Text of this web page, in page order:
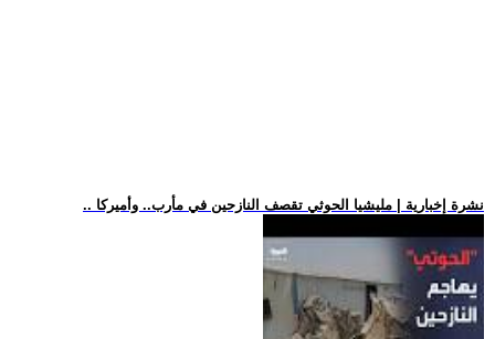
.. نشرة إخبارية | مليشيا الحوثي تقصف النازحين في مأرب.. وأميركا